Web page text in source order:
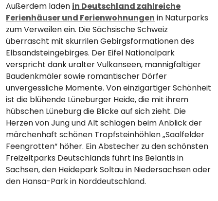
Außerdem laden in Deutschland zahlreiche
Ferienhäuser und Ferienwohnungen in Naturparks
zum Verweilen ein. Die Sächsische Schweiz
überrascht mit skurrilen Gebirgsformationen des
Elbsandsteingebirges. Der Eifel Nationalpark
verspricht dank uralter Vulkanseen, mannigfaltiger
Baudenkmäler sowie romantischer Dörfer
unvergessliche Momente. Von einzigartiger Schönheit
ist die blühende Lüneburger Heide, die mit ihrem
hübschen Lüneburg die Blicke auf sich zieht. Die
Herzen von Jung und Alt schlagen beim Anblick der
märchenhaft schönen Tropfsteinhöhlen „Saalfelder
Feengrotten“ höher. Ein Abstecher zu den schönsten
Freizeitparks Deutschlands führt ins Belantis in
Sachsen, den Heidepark Soltau in Niedersachsen oder
den Hansa-Park in Norddeutschland.